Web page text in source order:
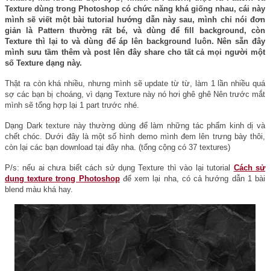
Texture dùng trong Photoshop có chức năng khá giống nhau, cái này
mình sẽ viết một bài tutorial hướng dẫn này sau, mình chỉ nói đơn
giản là Pattern thường rất bé, và dùng để fill background, còn
Texture thì lại to và dùng để áp lên background luôn. Nên sẵn đây
mình sưu tầm thêm và post lên đây share cho tất cả mọi người một
số Texture dạng này.
Thật ra còn khá nhiều, nhưng mình sẽ update từ từ, làm 1 lần nhiều quá
sợ các bạn bị choáng, vì dạng Texture này nó hơi ghê ghê Nên trước mắt
mình sẽ tổng hợp lại 1 part trước nhé.
Dạng Dark texture này thường dùng để làm những tác phẩm kinh dị và
chết chóc. Dưới đây là một số hình demo mình đem lên trưng bày thôi,
còn lại các bạn download tại đây nha. (tổng cộng có 37 textures)
P/s: nếu ai chưa biết cách sử dụng Texture thì vào lại tutorial Cách sử
dụng texture trong Photoshop để xem lại nha, có cả hướng dẫn 1 bài
blend màu khá hay.